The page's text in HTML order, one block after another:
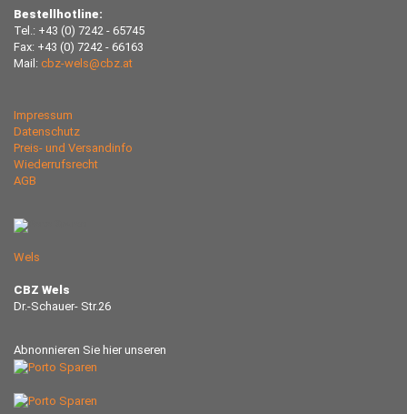
Bestellhotline:
Tel.: +43 (0) 7242 - 65745
Fax: +43 (0) 7242 - 66163
Mail: cbz-wels@cbz.at
Impressum
Datenschutz
Preis- und Versandinfo
Wiederrufsrecht
AGB
Wels
CBZ Wels
Dr.-Schauer- Str.26
Abnonnieren Sie hier unseren